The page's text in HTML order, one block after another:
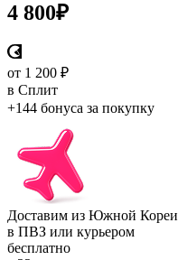
4 800₽
от 1 200 ₽
в Сплит
+144 бонуса за покупку
Доставим из Южной Кореи
в ПВЗ или курьером
бесплатно